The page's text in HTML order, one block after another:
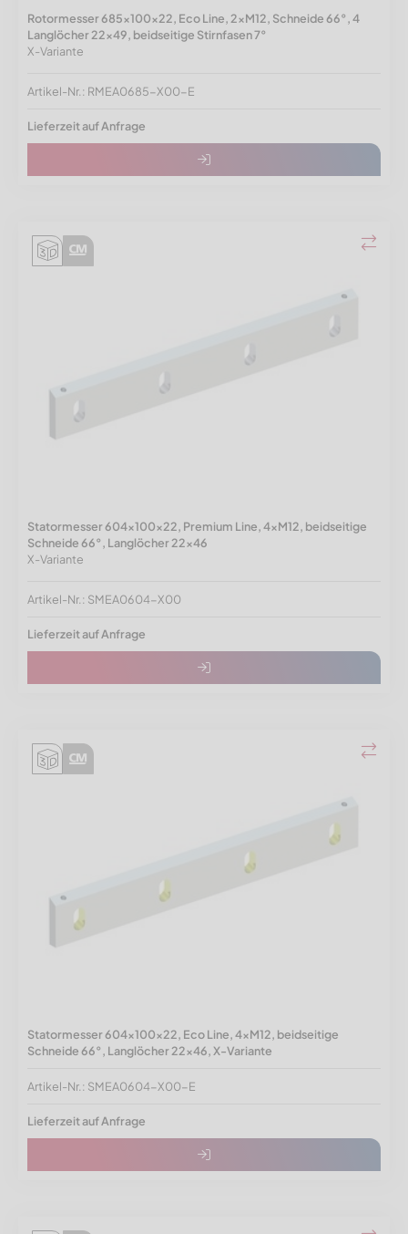
Rotormesser 685x100x22, Eco Line, 2xM12, Schneide 66°, 4
Langlöcher 22x49, beidseitige Stirnfasen 7°
X-Variante
Artikel-Nr.: RMEA0685-X00-E
Lieferzeit auf Anfrage
Statormesser 604x100x22, Premium Line, 4xM12, beidseitige
Schneide 66°, Langlöcher 22x46
X-Variante
Artikel-Nr.: SMEA0604-X00
Lieferzeit auf Anfrage
Statormesser 604x100x22, Eco Line, 4xM12, beidseitige
Schneide 66°, Langlöcher 22x46, X-Variante
Artikel-Nr.: SMEA0604-X00-E
Lieferzeit auf Anfrage